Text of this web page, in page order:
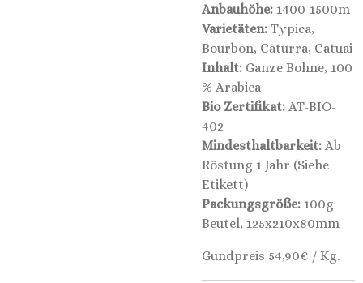
Anbauhöhe: 1400-1500m
Varietäten: Typica,
Bourbon, Caturra, Catuai
Inhalt: Ganze Bohne, 100
% Arabica
Bio Zertifikat: AT-BIO-
402
Mindesthaltbarkeit: Ab
Röstung 1 Jahr (Siehe
Etikett)
Packungsgröße: 100g
Beutel, 125x210x80mm
Gundpreis 54,90€ / Kg.